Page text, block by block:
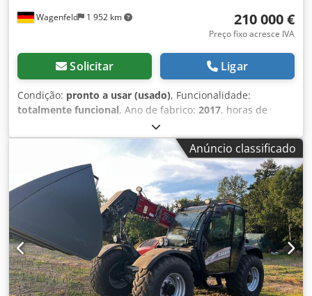
Wagenfeld 1 952 km 210 000 €
Preço fixo acresce IVA
Solicitar Ligar
Condição: pronto a usar (usado), Funcionalidade:
totalmente funcional, Ano de fabrico: 2017, horas de
, potência:
de combustível:diesel, velocidade máxima:30 km/h,
07/2017, próxima inspeção (TÜV):
, tamanho do pneu traseiro:500/85 R24, número
da máquina/veículo:
YHG233775, Equipamento:
acoplamento de reboque, ar condicionado, cabina,
cortador de colza, iluminação, Em nome de um titular
autorizado, oferecemos o seguinte artigo usado para
venda: Colheitadeira Case-IH AF 7240 com rotor ST Número
de chassis: YHG233775 Rotor ST longitudinal Versão de 30
km/h 6 cilindros Potência: 366 kW (497 cv) Rodas
dianteiras: esteira de borracha suspensa 610mm Rodas
Anúncio classificado